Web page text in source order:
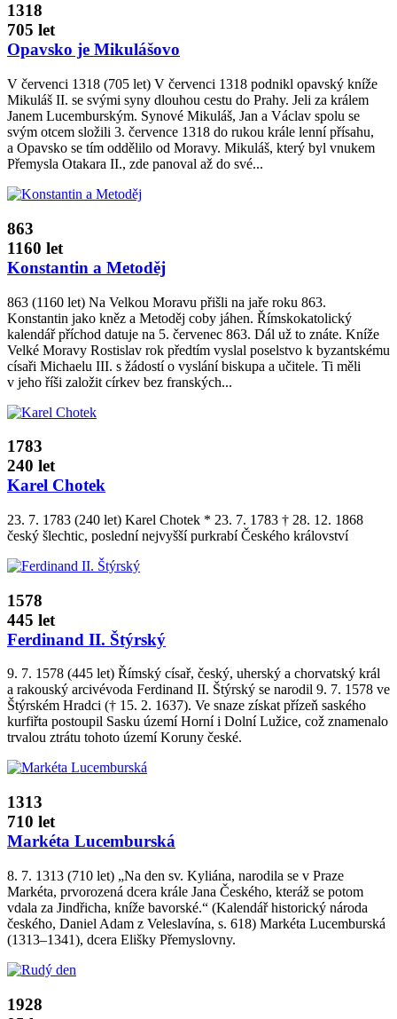
1318
705 let
Opavsko je Mikulášovo
V červenci 1318 (705 let) V červenci 1318 podnikl opavský kníže
Mikuláš II. se svými syny dlouhou cestu do Prahy. Jeli za králem
Janem Lucemburským. Synové Mikuláš, Jan a Václav spolu se
svým otcem složili 3. července 1318 do rukou krále lenní přísahu,
a Opavsko se tím oddělilo od Moravy. Mikuláš, který byl vnukem
Přemysla Otakara II., zde panoval až do své...
863
1160 let
Konstantin a Metoděj
863 (1160 let) Na Velkou Moravu přišli na jaře roku 863.
Konstantin jako kněz a Metoděj coby jáhen. Římskokatolický
kalendář příchod datuje na 5. červenec 863. Dál už to znáte. Kníže
Velké Moravy Rostislav rok předtím vyslal poselstvo k byzantskému
císaři Michaelu III. s žádostí o vyslání biskupa a učitele. Ti měli
v jeho říši založit církev bez franských...
1783
240 let
Karel Chotek
23. 7. 1783 (240 let) Karel Chotek * 23. 7. 1783 † 28. 12. 1868
český šlechtic, poslední nejvyšší purkrabí Českého království
1578
445 let
Ferdinand II. Štýrský
9. 7. 1578 (445 let) Římský císař, český, uherský a chorvatský král
a rakouský arcivévoda Ferdinand II. Štýrský se narodil 9. 7. 1578 ve
Štýrském Hradci († 15. 2. 1637). Ve snaze získat přízeň saského
kurfiřta postoupil Sasku území Horní i Dolní Lužice, což znamenalo
trvalou ztrátu tohoto území Koruny české.
1313
710 let
Markéta Lucemburská
8. 7. 1313 (710 let) „Na den sv. Kyliána, narodila se v Praze
Markéta, prvorozená dcera krále Jana Českého, kteráž se potom
vdala za Jindřicha, kníže bavorské.“ (Kalendář historický národa
českého, Daniel Adam z Veleslavína, s. 618) Markéta Lucemburská
(1313–1341), dcera Elišky Přemyslovny.
1928